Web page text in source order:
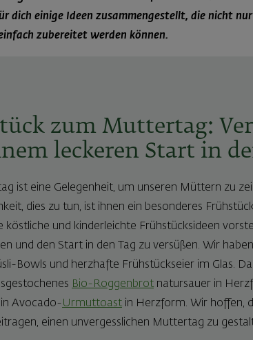
dich einige Ideen zusammengestellt, die nicht
zubereitet werden können.
zum Muttertag:
leckeren Start in
ist eine Gelegenheit, um unseren Müttern zu
dies zu tun, ist ihnen ein besonderes
köstliche und kinderleichte Frühstücksideen
und den Start in den Tag zu versüßen. Wir
Bowls und herzhafte Frühstückseier im Glas.
Bio-Roggenbrot natursauer in
Avocado-Urmuttoast in Herzform. Wir hoffen,
einen unvergesslichen Muttertag zu